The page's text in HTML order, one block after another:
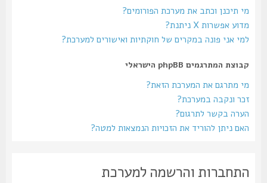
מי תיכנן וכתב את מערכת הפורומים?
מדוע אפשרות X ניתנת?
למי אני פונה במקרים של חוקתיות ואישורים למערכת?
קבוצת המתרגמים phpBB הישראלי
מי מתרגם את המערכת הזאת?
זכר ונקבה במערכת?
הערה בקשר לתרגום?
האם ניתן להוריד את הזכויות הנמצאות למטה?
התחברות והרשמה למערכת